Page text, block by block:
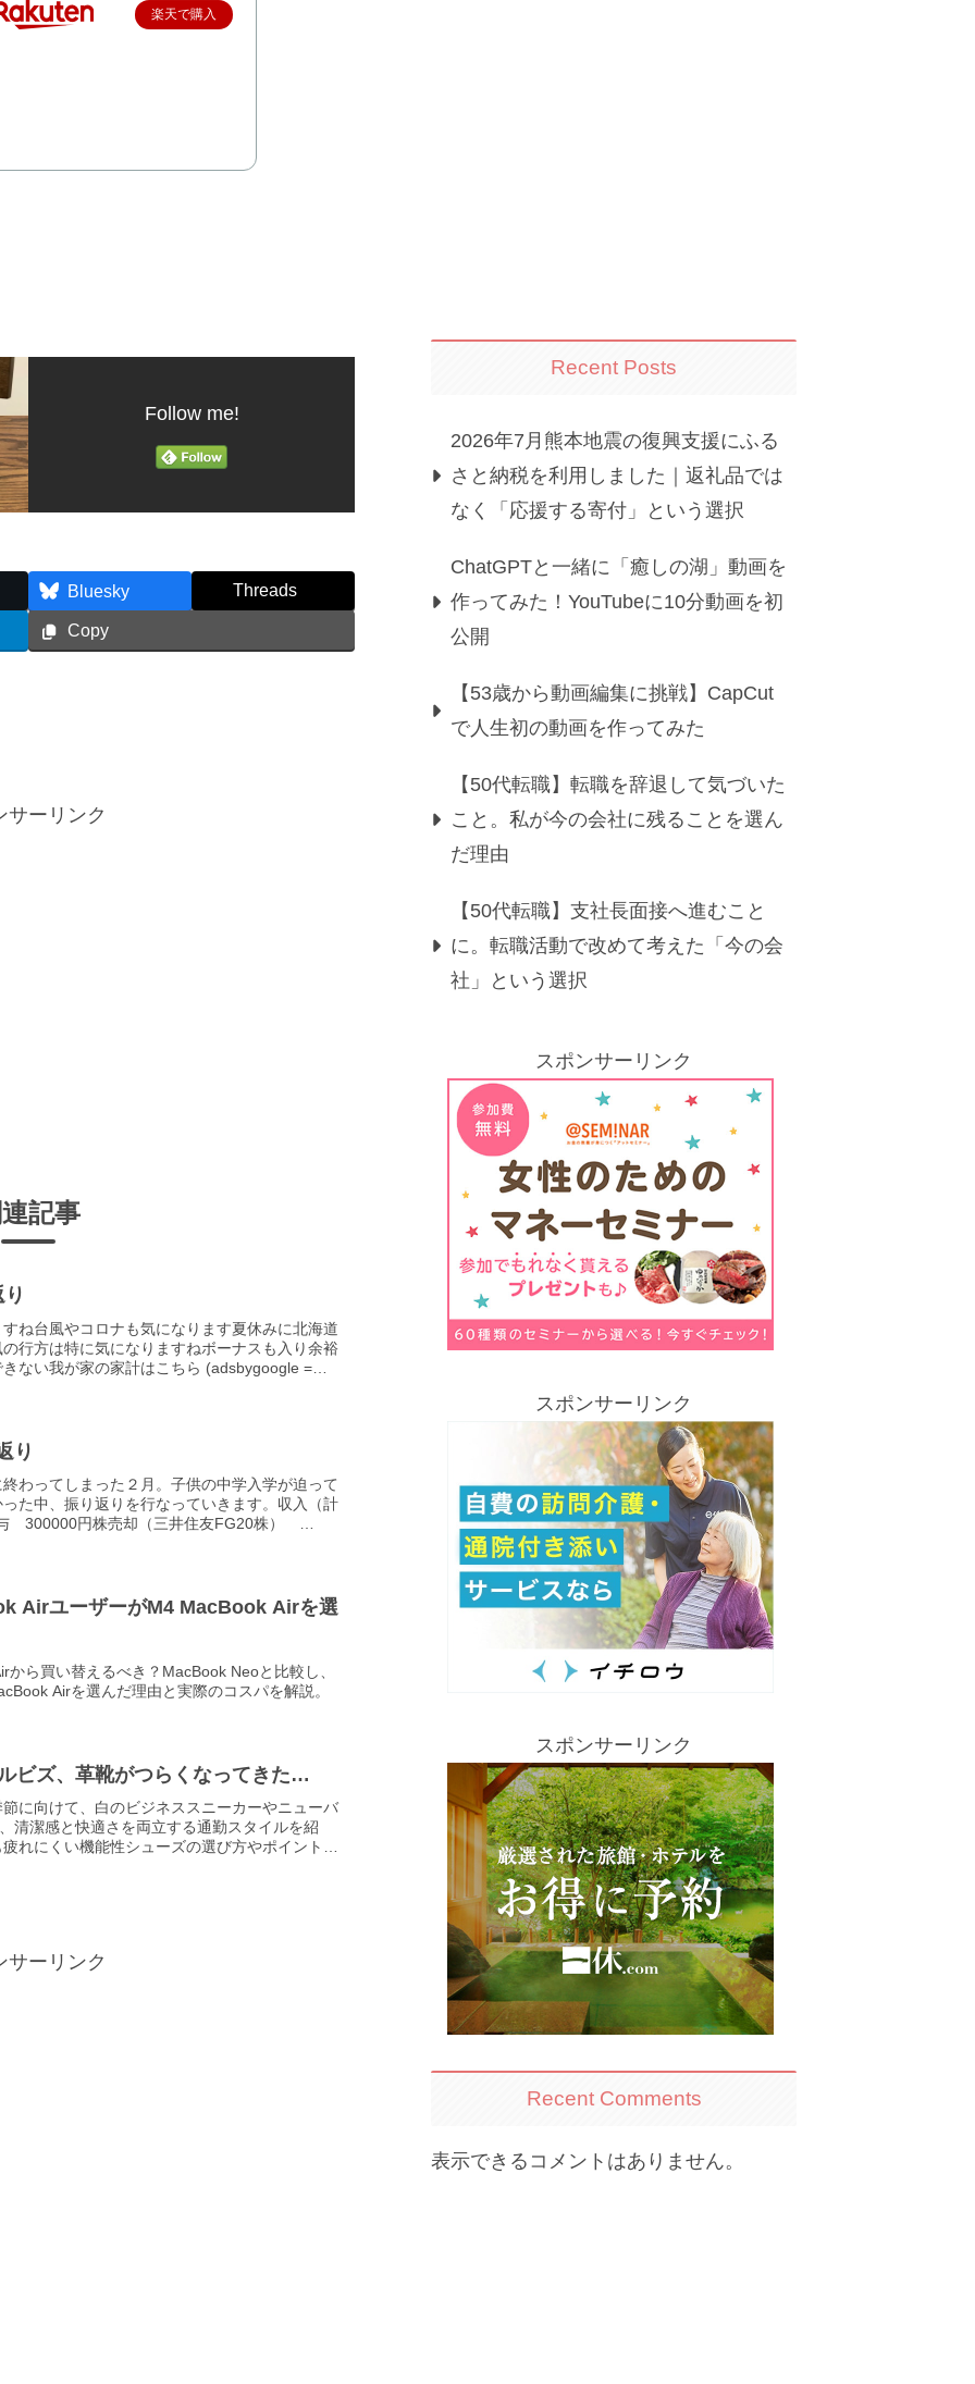
楽天で購入
Follow me!
Bluesky Threads
Copy
サーリンク
記事
ね台風やコロナも気になります夏休みに北海道
行方は特に気になりますねボーナスも入り余裕
ない我が家の家計はこちら (adsbygoogle =
り
わってしまった２月。子供の中学入学が迫って
た中、振り返りを行なっていきます。収入（計
300000円株売却（三井住友FG20株）
AirユーザーがM4 MacBook Airを選
から買い替えるべき？MacBook Neoと比較し、
Airを選んだ理由と実際のコスパを解説。
ビズ、革靴がつらくなってきた…
に向けて、白のビジネススニーカーやニューバ
清潔感と快適さを両立する通勤スタイルを紹
れにくい機能性シューズの選び方やポイントを
サーリンク
Recent Posts
2026年7月熊本地震の復興支援にふる
さと納税を利用しました｜返礼品では
なく「応援する寄付」という選択
ChatGPTと一緒に「癒しの湖」動画を
作ってみた！YouTubeに10分動画を初
公開
【53歳から動画編集に挑戦】CapCut
で人生初の動画を作ってみた
【50代転職】転職を辞退して気づいた
こと。私が今の会社に残ることを選ん
だ理由
【50代転職】支社長面接へ進むこと
に。転職活動で改めて考えた「今の会
社」という選択
スポンサーリンク
スポンサーリンク
スポンサーリンク
Recent Comments
表示できるコメントはありません。